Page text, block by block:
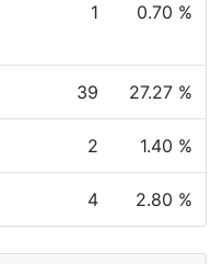
1 0.70 %
39 27.27 %
2 1.40 %
4 2.80 %